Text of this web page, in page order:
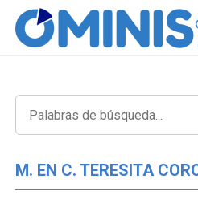
M. EN C. TERESITA